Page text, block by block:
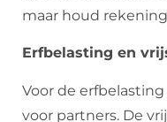
maar houd
Erfbelasting en
Voor de
voor partners. De